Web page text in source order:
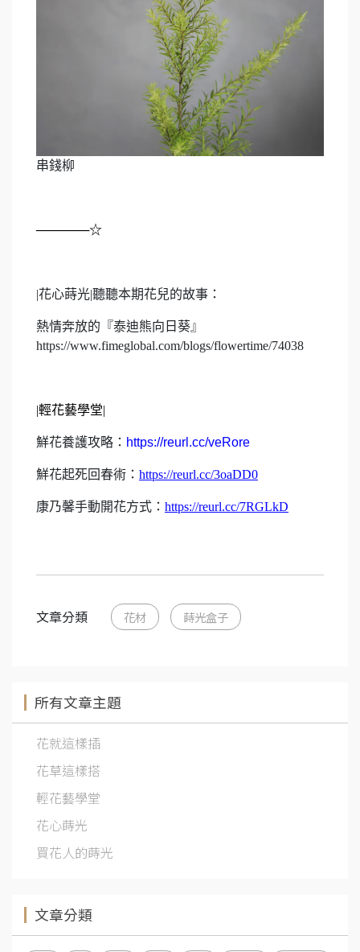
串錢柳
──────☆
|花心蒔光|聽聽本期花兒的故事：
熱情奔放的『泰迪熊向日葵』
https://www.fimeglobal.com/blogs/flowertime/74038
|輕花藝學堂|
鮮花養護攻略： https://reurl.cc/veRore
鮮花起死回春術： https://reurl.cc/3oaDD0
康乃馨手動開花方式： https://reurl.cc/7RGLkD
文章分類 花材 蒔光盒子
所有文章主題
花就這樣插
花草這樣搭
輕花藝學堂
花心蒔光
買花人的蒔光
文章分類